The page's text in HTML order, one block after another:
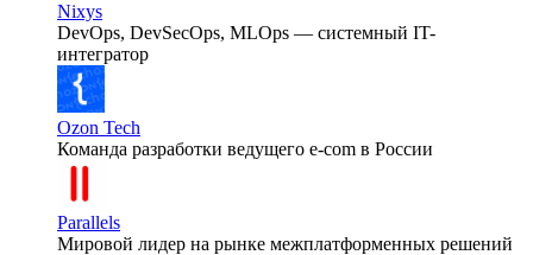
Nixys
DevOps, DevSecOps, MLOps — системный IT-
интегратор
Ozon Tech
Команда разработки ведущего e‑com в России
Parallels
Мировой лидер на рынке межплатформенных решений